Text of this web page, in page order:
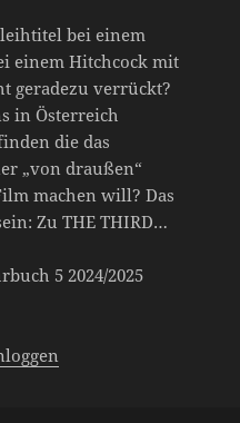
bei einem
einem Hitchcock mit
geradezu verrückt?
in Österreich
die das
„von draußen“
machen will? Das
Zu THE THIRD…
5 2024/2025